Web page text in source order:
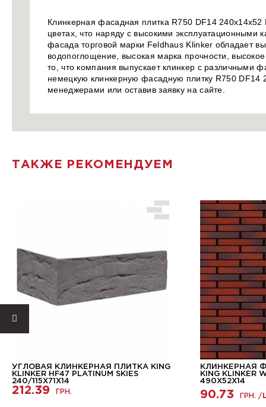
Клинкерная фасадная плитка R750 DF14
цветах, что наряду с высокими эксплуатационными
фасада торговой марки Feldhaus Klinker обладает
водопоглощение, высокая марка прочности,
то, что компания выпускает клинкер с различными
немецкую клинкерную фасадную плитку R750
менеджерами или оставив заявку на сайте.
ТАКЖЕ РЕКОМЕНДУЕМ
УГЛОВАЯ КЛИНКЕРНАЯ ПЛИТКА KING
KLINKER HF47 PLATINUM SKIES
240/115Х71Х14
212.39 ГРН.
КЛИНКЕРНАЯ
KING KLINKER
490X52X14
90.73 ГРН. /